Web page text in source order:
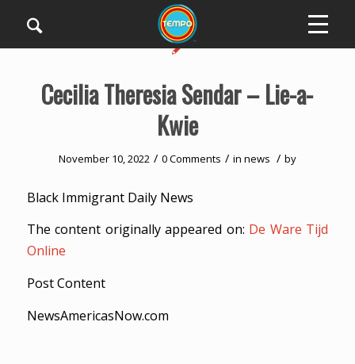
Cecilia Theresia Sendar – Lie-a-
Kwie
November 10, 2022 / 0 Comments / in news / by
Black Immigrant Daily News
The content originally appeared on: De Ware Tijd
Online
Post Content
NewsAmericasNow.com